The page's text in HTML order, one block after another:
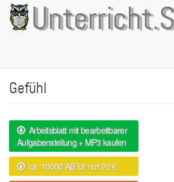
Direkt
zum
Inhalt
Gefühl
Arbeitsblatt mit bearbeitbarer
Aufgabenstellung + MP3 kaufen
ca. 10000 AB für nur 20 €